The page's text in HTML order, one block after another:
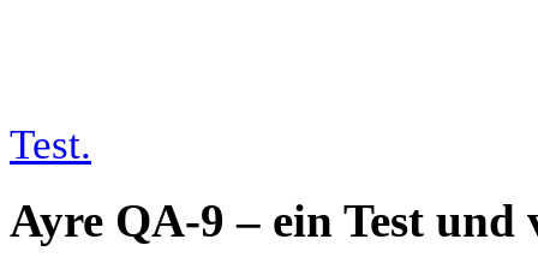
Test.
Ayre QA-9 – ein Test